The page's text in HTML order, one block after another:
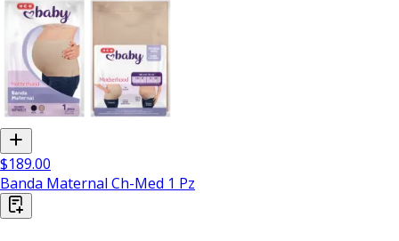
$189.00
Banda Maternal Ch-Med 1 Pz